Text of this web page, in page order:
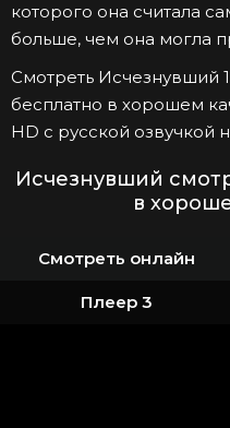
которого она считала
больше, чем она могла
Смотреть Исчезнувший
бесплатно в хорошем
HD с русской озвучкой
Исчезнувший
в
Смотреть онлайн
Плеер 3